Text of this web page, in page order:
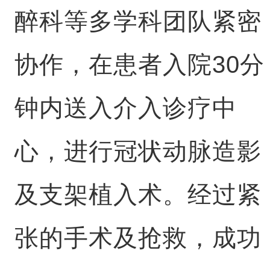
醉科等多学科团队紧密
协作，在患者入院30分
钟内送入介入诊疗中
心，进行冠状动脉造影
及支架植入术。经过紧
张的手术及抢救，成功